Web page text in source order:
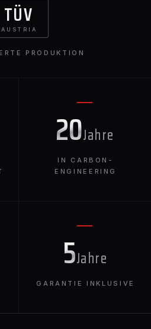
20Jahre
IN CARBON-
ENGINEERING
TÜV
AUSTRIA
PRODUKTION
5Jahre
GARANTIE INKLUSIVE